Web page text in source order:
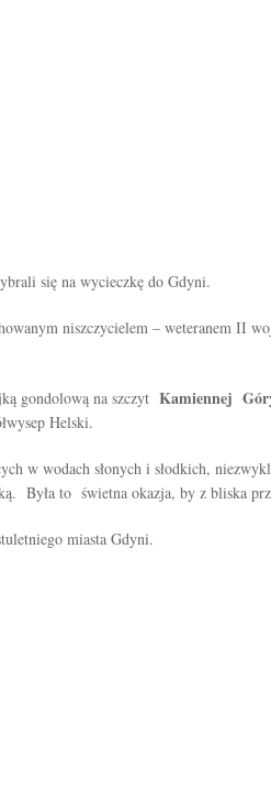
się na wycieczkę do Gdyni.
niszczycielem – weteranem II
gondolową na szczyt Kamiennej
Helski.
w wodach słonych i słodkich,
Była to świetna okazja, by z bliska
miasta Gdyni.